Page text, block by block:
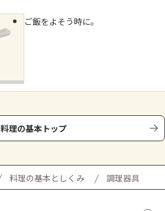
ご飯をよそう時に。
料理の基本トップ
料理の基本としくみ 調理器具